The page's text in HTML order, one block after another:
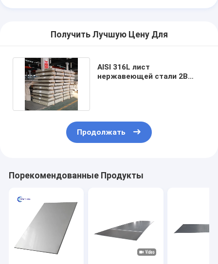
Получить Лучшую Цену Для
AISI 316L лист
нержавеющей стали 2B
Продолжать
Порекомендованные Продукты